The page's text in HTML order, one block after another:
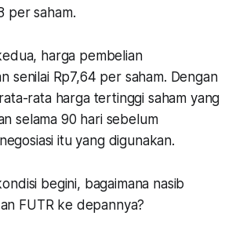
per saham.
harga pembelian
senilai Rp7,64 per saham. Dengan
rata harga tertinggi saham yang
selama 90 hari sebelum
itu yang digunakan.
begini, bagaimana nasib
FUTR ke depannya?